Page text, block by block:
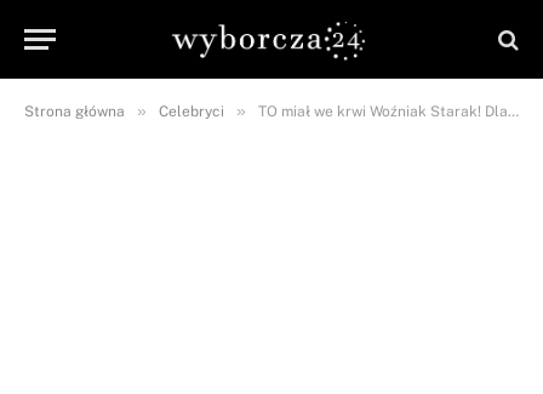
Strona główna » Celebryci » TO miał we krwi Woźniak Starak! Dlatego zginął?